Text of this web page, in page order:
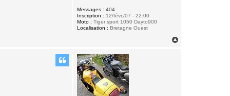
Messages : 404
Inscription : 12/févr./07 - 22:00
Moto : Tiger sport 1050 Dayto900
Localisation : Bretagne Ouest